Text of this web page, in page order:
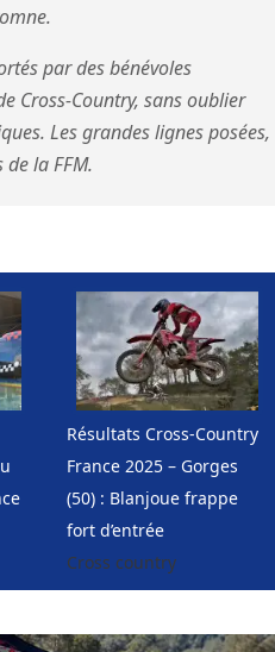
par des bénévoles
Cross-Country, sans oublier
Les grandes lignes posées,
la FFM.
Résultats Cross-Country
France 2025 – Gorges
(50) : Blanjoue frappe
fort d’entrée
Cross country